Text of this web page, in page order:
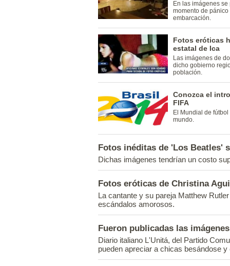
En las imágenes
momento de
embarcación.
Fotos eróticas
estatal de Ica
Las imágenes de
dicho gobierno
población.
Conozca el
FIFA
El Mundial de
mundo.
Fotos inéditas de 'Los Beatles'
Dichas imágenes tendrían un costo
Fotos eróticas de Christina
La cantante y su pareja Matthew
escándalos amorosos.
Fueron publicadas las
Diario italiano L'Unitá, del Partido
pueden apreciar a chicas besándose